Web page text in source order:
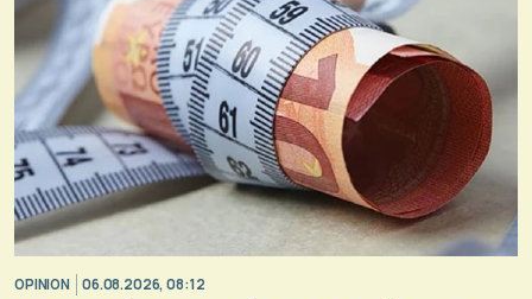
OPINION 06.08.2026, 08:12